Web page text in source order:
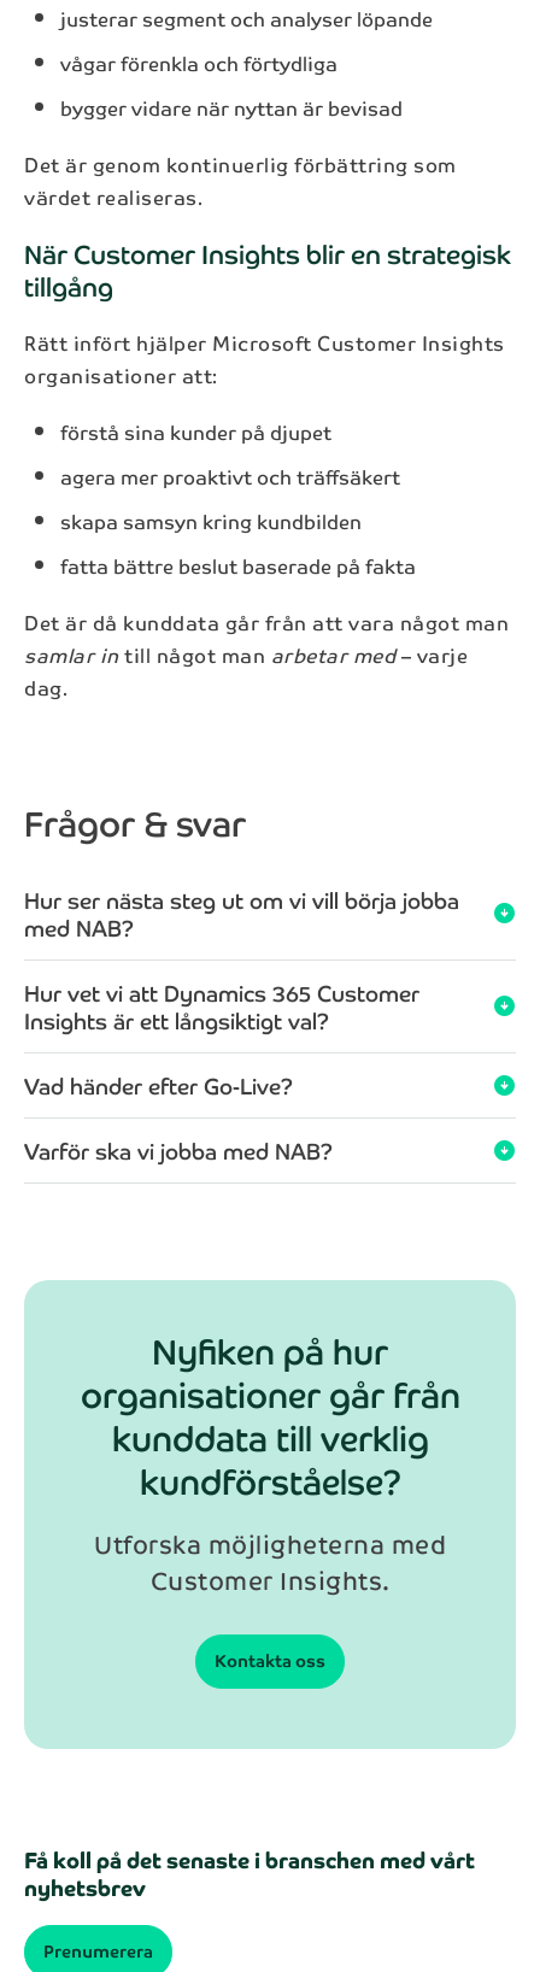
Få koll på det senaste i branschen med vårt
nyhetsbrev
Prenumerera
justerar segment och analyser löpande
vågar förenkla och förtydliga
bygger vidare när nyttan är bevisad
Det är genom kontinuerlig förbättring som
värdet realiseras.
När Customer Insights blir en strategisk
tillgång
Rätt infört hjälper Microsoft Customer Insights
organisationer att:
förstå sina kunder på djupet
agera mer proaktivt och träffsäkert
skapa samsyn kring kundbilden
fatta bättre beslut baserade på fakta
Det är då kunddata går från att vara något man
samlar intill något man arbetar med– varje
dag.
Frågor & svar
Hur ser nästa steg ut om vi vill börja jobba
med NAB? arrow_circle_down
Hur vet vi att Dynamics 365 Customer
Insights är ett långsiktigt val? arrow_circle_down
Vad händer efter Go-Live? arrow_circle_down
Varför ska vi jobba med NAB? arrow_circle_down
Nyfiken på hur
organisationer går från
kunddata till verklig
kundförståelse?
Utforska möjligheterna med
Customer Insights.
Kontakta oss
Prenumerera på vårt nyhetsbrev
nyhetsbrev.
Förnamn*
Efternamn*
Anmäl dig
dina personuppgifter behandlas enligt NAB:s
integritetspolicy